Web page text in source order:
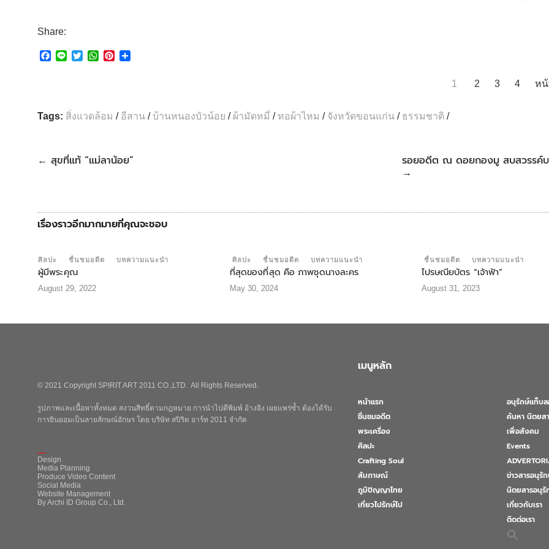
Share:
o
r
W
A
p
r
e
1 2 3 4 ห
Tags: สิ่งแวดล้อม / อีสาน /บ้านหนองบัวน้อย / ผ้ามัดหมี่ /ทอผ้าไหม / จังหวัดขอนแก่น / ธรรมชาติ /
← สุขที่แท้ “แม่ลาน้อย” รอยอดีต ณ ดอยกองมู สบสวรร
→
เรื่องราวอีกมากมายที่คุณจะชอบ
ศิลปะ ชื่นชมอดีต บทความแนะนำ
ผู้มีพระคุณ
August 29, 2022
ศิลปะ ชื่นชมอดีต บทความแนะนำ
ที่สุดของที่สุด คือ ภาพชุดนางละคร
May 30, 2024
ชื่นชมอดีต บทความแนะนำ
ไปรษณียบัตร “เจ้าฟ้า”
August 31, 2023
© 2021 Copyright SPIRIT ART 2011 CO.,LTD. All Rights Reserved.
รูปภาพและเนื้อหาทั้งหมด สงวนสิทธิ์ตามกฎหมาย การนำไปตีพิมพ์ อ้างอิง เผยแพร่ซ้ำ ต้องได้รับ
การยินยอมเป็นลายลักษณ์อักษร โดย บริษัท สปิริต อาร์ท 2011 จำกัด
Design
Media Planning
Produce Video Content
Social Media
Website Management
By Archi ID Group Co., Ltd.
เมนูหลัก
หน้าแรก
ชื่นชมอดีต
พระเครื่อง
ศิลปะ
Crafting Soul
สัมภาษณ์
ภูมิปัญญาไทย
เที่ยวไปรักษ์ไป
อนุรักษ์แท็บ
ค้นหา นิตยส
เพื่อสังคม
Events
ข่าวสารอนุรั
นิตยสารอนุรั
เกี่ยวกับเรา
ติดต่อเรา